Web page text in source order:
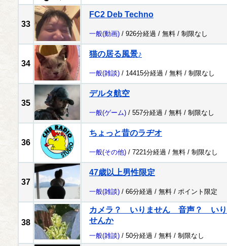
33
FC2 Deb Techno
一般(動画) / 926分経過 / 無料 / 制限なし
34
猫の居る風景♪
一般(雑談) / 14415分経過 / 無料 / 制限なし
35
デルタ航空
一般(ゲーム) / 557分経過 / 無料 / 制限なし
36
ちょっと昔のラヂオ
一般(その他) / 7221分経過 / 無料 / 制限なし
37
47歳以上男性限定
一般(雑談) / 66分経過 / 無料 / ポイント限定
38
カメラ？ いりません 音声？ いり
せんか
一般(雑談) / 50分経過 / 無料 / 制限なし